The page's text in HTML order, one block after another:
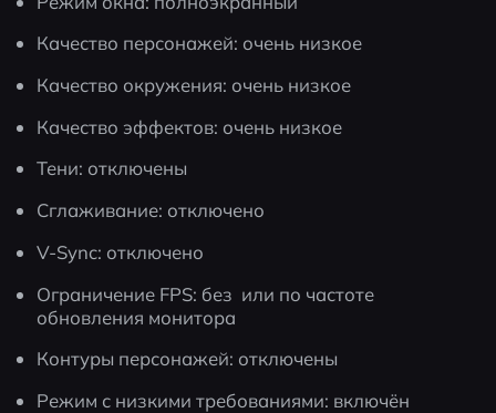
Качество персонажей: очень низкое
Качество окружения: очень низкое
Качество эффектов: очень низкое
Тени: отключены
Сглаживание: отключено
V-Sync: отключено
Ограничение FPS: без  или по частоте
обновления монитора
Контуры персонажей: отключены
Режим с низкими требованиями: включён